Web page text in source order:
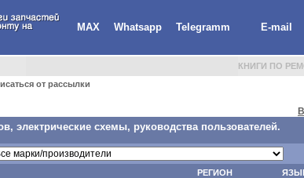
MAX Whatsapp Telegramm E-mail
КНИГИ ПО
от рассылки
электрические схемы, руководства пользователей.
РЕГИОН